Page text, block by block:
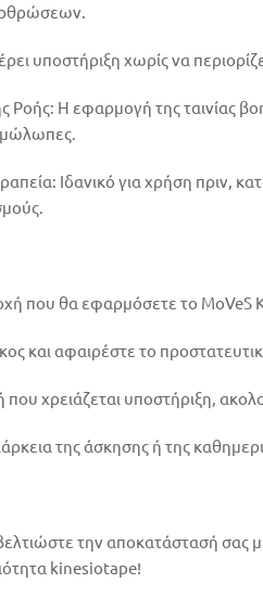
υποστήριξη χωρίς να
Ροής: Η εφαρμογή της ταινίας
μώλωπες.
Ιδανικό για χρήση πριν,
που θα εφαρμόσετε το MoVeS
και αφαιρέστε το
που χρειάζεται υποστήριξη,
της άσκησης ή της
την αποκατάστασή σας
kinesiotape!